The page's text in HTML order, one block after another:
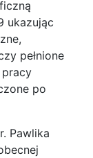
ukazując
pełnione
po
Pawlika